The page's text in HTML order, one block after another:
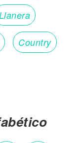
Country